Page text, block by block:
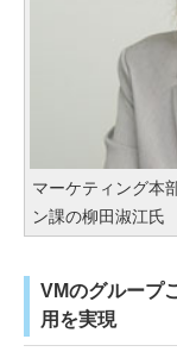
マーケティング本
ン課の柳田淑江氏
VMのグループ
用を実現